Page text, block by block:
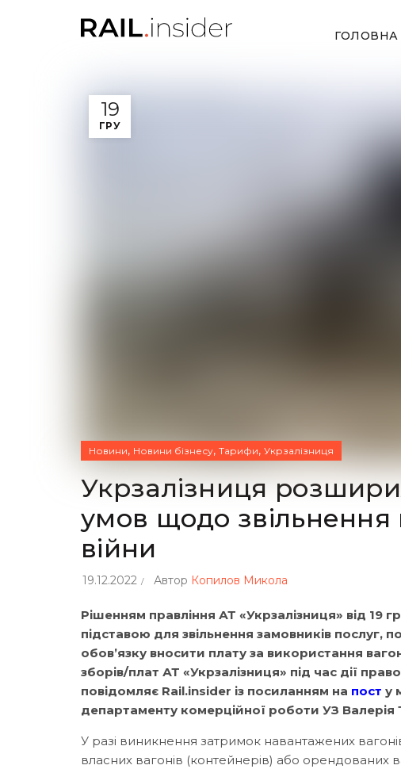
ГОЛОВНА
19
ГРУ
Новини, Новини бізнесу, Тарифи, Укрзалізниця
Укрзалізниця
умов щодо звільнення
війни
19.12.2022 Автор Копилов Микола
Рішенням правління АТ «Укрзалізниця» від 19
підставою для звільнення замовників послуг,
обов’язку вносити плату за використання
зборів/плат АТ «Укрзалізниця» під час дії
повідомляє Rail.insider із посиланням на пост у
департаменту комерційної роботи УЗ Валерія
У разі виникнення затримок навантажених
власних вагонів (контейнерів) або орендованих